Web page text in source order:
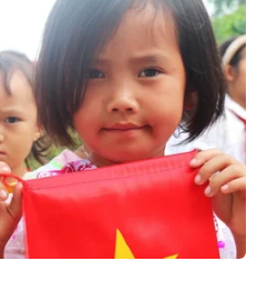
thức đưa hơn 241
sàn UpCoM, với tổng giá
2.414 tỷ đồng, giá tham